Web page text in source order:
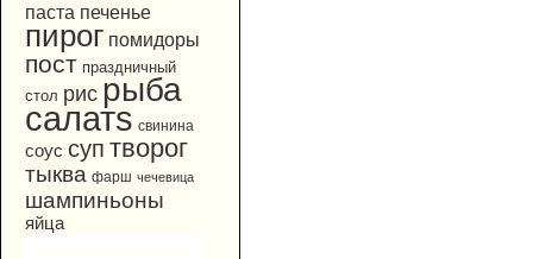
паста печенье
пирог помидоры
пост праздничный
стол рис рыба
салатs свинина
соус суп творог
тыква фарш чечевица
шампиньоны
яйца